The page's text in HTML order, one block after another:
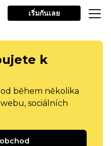
เริ่มกันเลย
k
během několika
sociálních